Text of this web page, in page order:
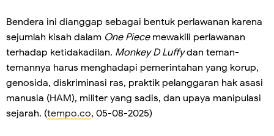
Bendera ini dianggap sebagai bentuk perlawanan karena
sejumlah kisah dalam One Piece mewakili perlawanan
terhadap ketidakadilan. Monkey D Luffydan teman-
temannya harus menghadapi pemerintahan yang korup,
genosida, diskriminasi ras, praktik pelanggaran hak asasi
manusia (HAM), militer yang sadis, dan upaya manipulasi
sejarah. (tempo.co, 05-08-2025)